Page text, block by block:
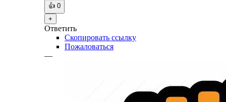
👍 0
+
Ответить
Скопировать ссылку
Пожаловаться
—